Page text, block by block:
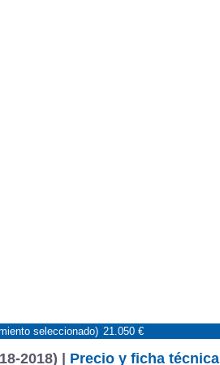
2018) | Precio y ficha técnica
seleccionado) 21.050 €